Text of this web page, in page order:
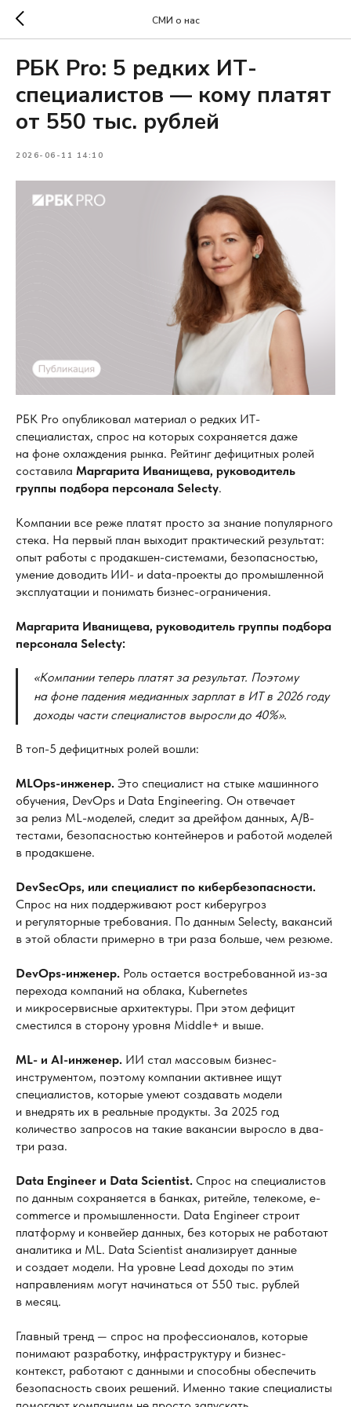
СМИ о нас
РБК Pro: 5 редких ИТ-
специалистов — кому платят
от 550 тыс. рублей
2026-06-11 14:10
РБК Pro опубликовал материал о редких ИТ-
специалистах, спрос на которых сохраняется даже
на фоне охлаждения рынка. Рейтинг дефицитных ролей
составила Маргарита Иванищева, руководитель
группы подбора персонала Selecty.
Компании все реже платят просто за знание популярного
стека. На первый план выходит практический результат:
опыт работы с продакшен-системами, безопасностью,
умение доводить ИИ- и data-проекты до промышленной
эксплуатации и понимать бизнес-ограничения.
Маргарита Иванищева, руководитель группы подбора
персонала Selecty:
«Компании теперь платят за результат. Поэтому
на фоне падения медианных зарплат в ИТ в 2026 году
доходы части специалистов выросли до 40%».
В топ-5 дефицитных ролей вошли:
MLOps-инженер. Это специалист на стыке машинного
обучения, DevOps и Data Engineering. Он отвечает
за релиз ML-моделей, следит за дрейфом данных, A/B-
тестами, безопасностью контейнеров и работой моделей
в продакшене.
DevSecOps, или специалист по кибербезопасности.
Спрос на них поддерживают рост киберугроз
и регуляторные требования. По данным Selecty, вакансий
в этой области примерно в три раза больше, чем резюме.
DevOps-инженер. Роль остается востребованной из-за
перехода компаний на облака, Kubernetes
и микросервисные архитектуры. При этом дефицит
сместился в сторону уровня Middle+ и выше.
ML- и AI-инженер. ИИ стал массовым бизнес-
инструментом, поэтому компании активнее ищут
специалистов, которые умеют создавать модели
и внедрять их в реальные продукты. За 2025 год
количество запросов на такие вакансии выросло в два-
три раза.
Data Engineer и Data Scientist. Спрос на специалистов
по данным сохраняется в банках, ритейле, телекоме, e-
commerce и промышленности. Data Engineer строит
платформу и конвейер данных, без которых не работают
аналитика и ML. Data Scientist анализирует данные
и создает модели. На уровне Lead доходы по этим
направлениям могут начинаться от 550 тыс. рублей
в месяц.
Главный тренд — спрос на профессионалов, которые
понимают разработку, инфраструктуру и бизнес-
контекст, работают с данными и способны обеспечить
безопасность своих решений. Именно такие специалисты